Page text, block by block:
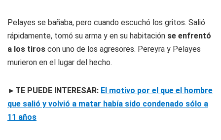
Pelayes se bañaba, pero cuando escuchó los gritos. Salió
rápidamente, tomó su arma y en su habitación se enfrentó
a los tiros con uno de los agresores. Pereyra y Pelayes
murieron en el lugar del hecho.
►TE PUEDE INTERESAR: El motivo por el que el hombre
que salió y volvió a matar había sido condenado sólo a
11 años